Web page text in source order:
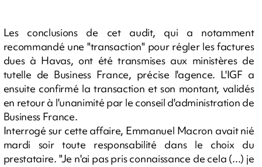
Les conclusions de cet audit, qui a notamment
recommandé une "transaction" pour régler les factures
dues à Havas, ont été transmises aux ministères de
tutelle de Business France, précise l'agence. L'IGF a
ensuite confirmé la transaction et son montant, validés
en retour à l'unanimité par le conseil d'administration de
Business France.
Interrogé sur cette affaire, Emmanuel Macron avait nié
mardi soir toute responsabilité dans le choix du
prestataire. "Je n'ai pas pris connaissance de cela (...) je